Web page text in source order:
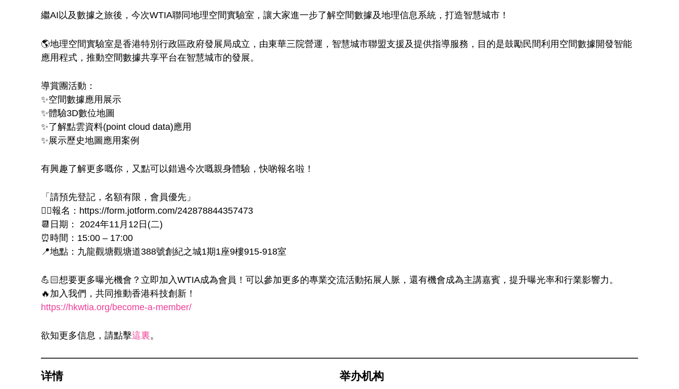
繼AI以及數據之旅後，今次WTIA聯同地理空間實驗室，讓大家進一步了解空間數據及地理信息系統，打造智慧城市！
🌎地理空間實驗室是香港特別行政區政府發展局成立，由東華三院營運，智慧城市聯盟支援及提供指導服務，目的是鼓勵民間利用空間數據開發智能
應用程式，推動空間數據共享平台在智慧城市的發展。
導賞團活動：
✨空間數據應用展示
✨體驗3D數位地圖
✨了解點雲資料(point cloud data)應用
✨展示歷史地圖應用案例
有興趣了解更多嘅你，又點可以錯過今次嘅親身體驗，快啲報名啦！
「請預先登記，名額有限，會員優先」
✍🏻報名：https://form.jotform.com/242878844357473
📆日期： 2024年11月12日(二)
⏰時間：15:00 – 17:00
📍地點：九龍觀塘觀塘道388號創紀之城1期1座9樓915-918室
💪🏻想要更多曝光機會？立即加入WTIA成為會員！可以參加更多的專業交流活動拓展人脈，還有機會成為主講嘉賓，提升曝光率和行業影響力。
🔥加入我們，共同推動香港科技創新！
https://hkwtia.org/become-a-member/
欲知更多信息，請點擊這裏。
详情 举办机构